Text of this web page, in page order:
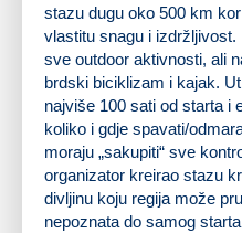
stazu dugu oko 500 km
vlastitu snagu i
sve outdoor aktivnosti, ali
brdski biciklizam i kajak.
najviše 100 sati od starta i
koliko i gdje spavati/
moraju „sakupiti“ sve
organizator kreirao stazu
divljinu koju regija može
nepoznata do samog